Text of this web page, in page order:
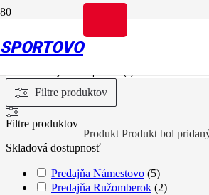
SPORTOVO
Produkt Produkt bol
Kategórie produktov
Filtre produktov
Filtre produktov
Skladová dostupnosť
Predajňa Námestovo (5)
Predajňa Ružomberok (2)